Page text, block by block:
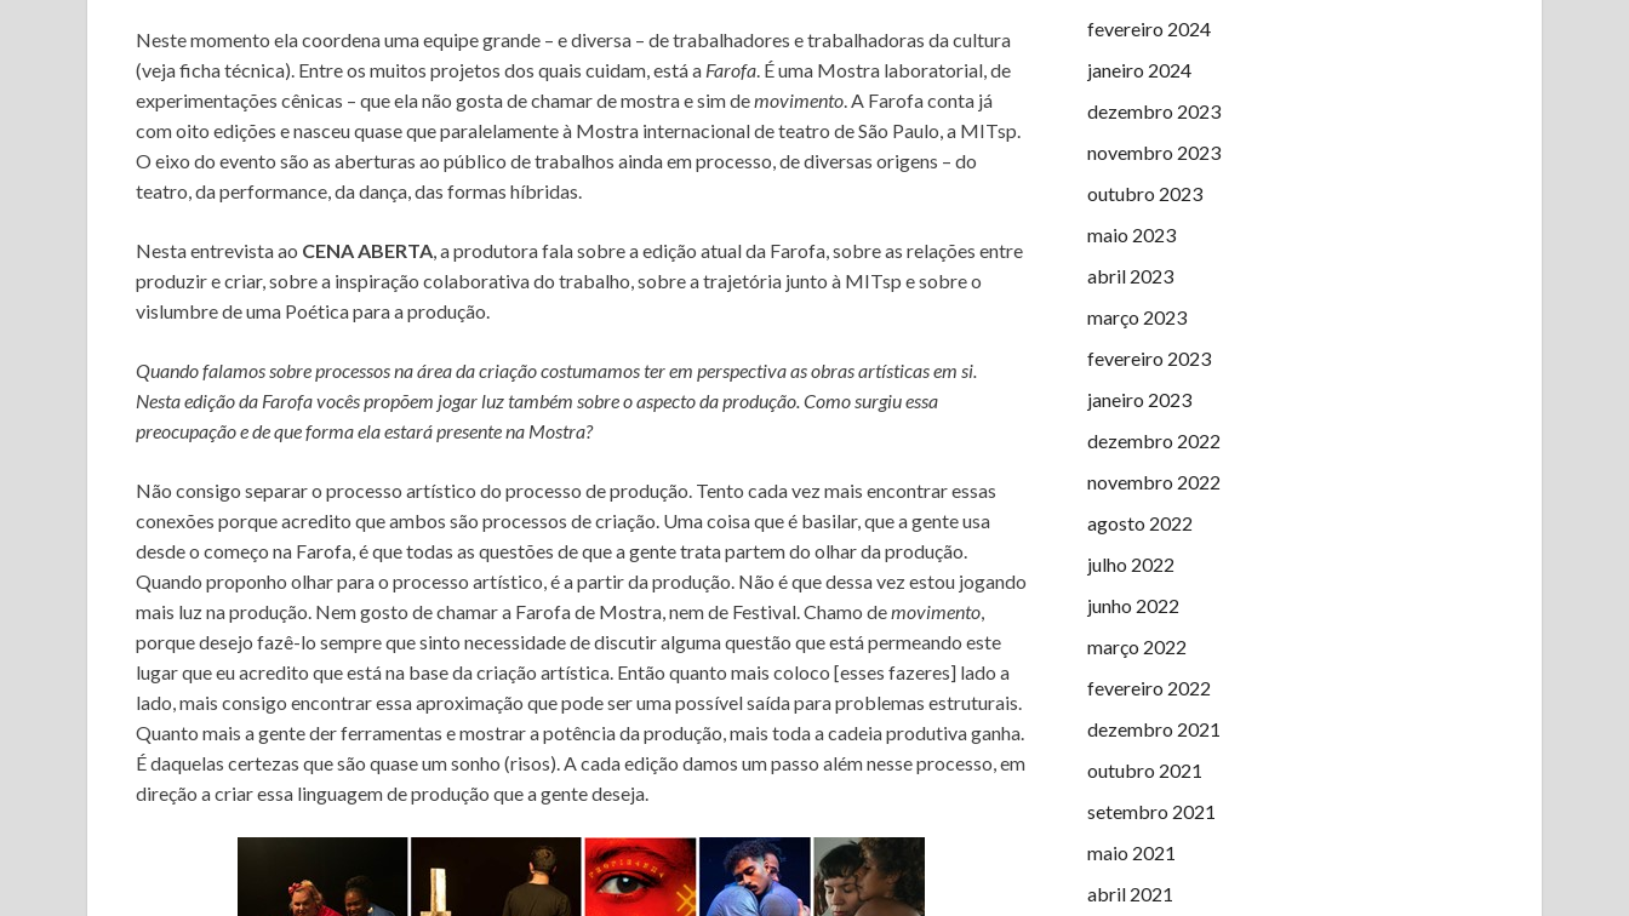
Neste momento ela coordena uma equipe grande – e diversa – de trabalhadores e trabalhadoras da cultura
(veja ficha técnica). Entre os muitos projetos dos quais cuidam, está a Farofa. É uma Mostra laboratorial, de
experimentações cênicas – que ela não gosta de chamar de mostra e sim demovimento. A Farofa conta já
com oito edições e nasceu quase que paralelamente à Mostra internacional de teatro de São Paulo, a MITsp.
O eixo do evento são as aberturas ao público de trabalhos ainda em processo, de diversas origens – do
teatro, da performance, da dança, das formas híbridas.
Nesta entrevista ao CENA ABERTA, a produtora fala sobre a edição atual da Farofa, sobre as relações entre
produzir e criar, sobre a inspiração colaborativa do trabalho, sobre a trajetória junto à MITsp e sobre o
vislumbre de uma Poética para a produção.
Quando falamos sobre processos na área da criação costumamos ter em perspectiva as obras artísticas em si.
Nesta edição da Farofa vocês propõem jogar luz também sobre o aspecto da produção. Como surgiu essa
preocupação e de que forma ela estará presente na Mostra?
Não consigo separar o processo artístico do processo de produção. Tento cada vez mais encontrar essas
conexões porque acredito que ambos são processos de criação. Uma coisa que é basilar, que a gente usa
desde o começo na Farofa, é que todas as questões de que a gente trata partem do olhar da produção.
Quando proponho olhar para o processo artístico, é a partir da produção. Não é que dessa vez estou jogando
mais luz na produção. Nem gosto de chamar a Farofa de Mostra, nem de Festival. Chamo demovimento,
porque desejo fazê-lo sempre que sinto necessidade de discutir alguma questão que está permeando este
lugar que eu acredito que está na base da criação artística. Então quanto mais coloco [esses fazeres] lado a
lado, mais consigo encontrar essa aproximação que pode ser uma possível saída para problemas estruturais.
Quanto mais a gente der ferramentas e mostrar a potência da produção, mais toda a cadeia produtiva ganha.
É daquelas certezas que são quase um sonho (risos). A cada edição damos um passo além nesse processo, em
direção a criar essa linguagem de produção que a gente deseja.
fevereiro 2024
janeiro 2024
dezembro 2023
novembro 2023
outubro 2023
maio 2023
abril 2023
março 2023
fevereiro 2023
janeiro 2023
dezembro 2022
novembro 2022
agosto 2022
julho 2022
junho 2022
março 2022
fevereiro 2022
dezembro 2021
outubro 2021
setembro 2021
maio 2021
abril 2021